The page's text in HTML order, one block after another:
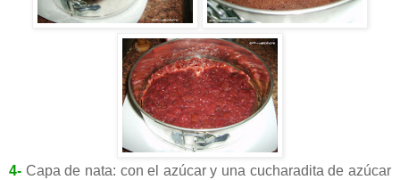
4- Capa de nata: con el azúcar y una cucharadita de azúcar